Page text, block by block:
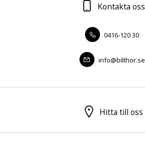
Kontakta oss
0416-120 30
info@bilthor.se
Hitta till oss